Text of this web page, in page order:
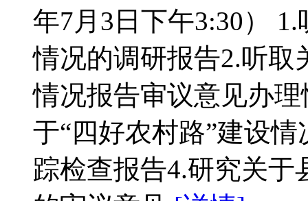
年7月3日下午3:30）
情况的调研报告2.听取
情况报告审议意见办
于“四好农村路”建设
踪检查报告4.研究关